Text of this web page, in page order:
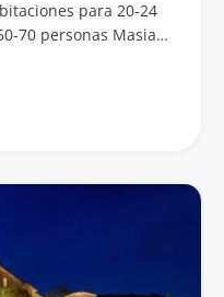
para 20-24
70 personas Masia…